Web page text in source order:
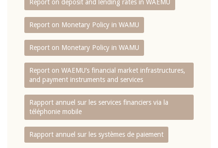
Report on deposit and lending rates in WAEMU
Report on Monetary Policy in WAMU
Report on Monetary Policy in WAMU
Report on WAEMU’s financial market infrastructures,
and payment instruments and services
Rapport annuel sur les services financiers via la
téléphonie mobile
Rapport annuel sur les systèmes de paiement